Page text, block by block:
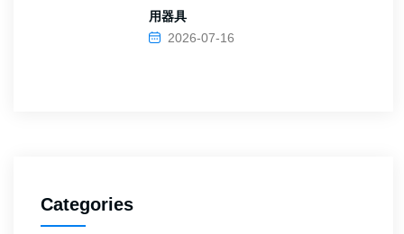
用器具
2026-07-16
Categories